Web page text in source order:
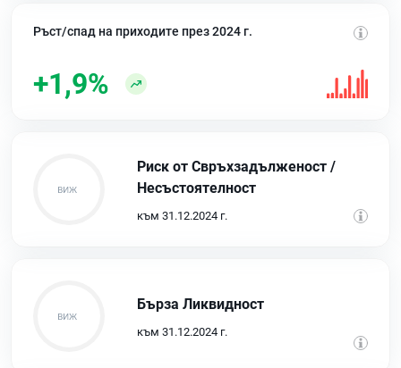
Ръст/спад на приходите през 2024 г.
+1,9%
Риск от Свръхзадълженост /
Несъстоятелност
към 31.12.2024 г.
Бърза Ликвидност
към 31.12.2024 г.